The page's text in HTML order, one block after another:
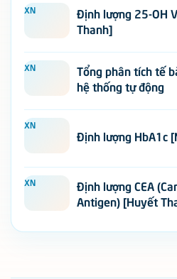
XN
Định lượng 25-OH
Thanh]
XN
Tổng phân tích tế
hệ thống tự động
XN
Định lượng HbA1c
XN
Định lượng CEA
Antigen) [Huyết